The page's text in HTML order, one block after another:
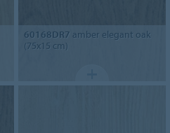
60168DR7 amber elegant oak
(75x15 cm)